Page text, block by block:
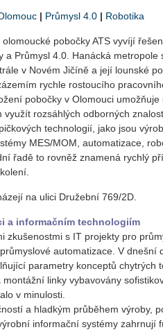
| Průmysl 4.0 | Robotika
olomoucké pobočky ATS vyvíjí
a Průmysl 4.0. Hanácká metropole
v Novém Jičíně a její lounské
rychle rostoucího
pobočky v Olomouci umožňuje
využít rozsáhlých odborných
technologií, jako jsou
MES/MOM, automatizace,
řadě to rovněž znamená rychlý
na ulici Družební 769/2D.
a informačním technologiím
zkušenostmi s IT projekty pro
automatizace. V dnešní
parametry konceptů chytrých
linky vybavovány
v minulosti.
a hladkým průběhem výroby,
informační systémy zahrnují